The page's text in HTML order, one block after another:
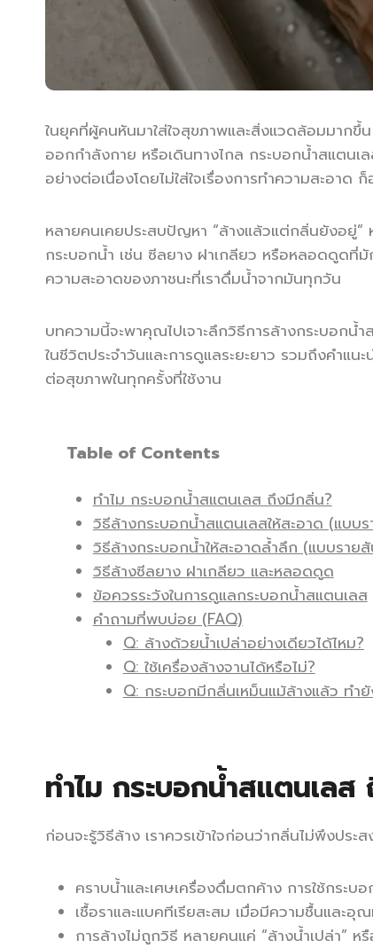
ในยุคที่ผู้คนหันมาใส่ใจสุขภาพและสิ่งแวดล้อมมากขึ้
ออกกำลังกาย หรือเดินทางไกล กระบอกน้ำสแตน
อย่างต่อเนื่องโดยไม่ใส่ใจเรื่องการทำความสะอา
หลายคนเคยประสบปัญหา “ล้างแล้วแต่กลิ่นยังอยู่
กระบอกน้ำ เช่น ซีลยาง ฝาเกลียว หรือหลอดดูดที่มั
ความสะอาดของภาชนะที่เราดื่มน้ำจากมันทุกวัน
บทความนี้จะพาคุณไปเจาะลึกวิธีการล้างกระบอก
ในชีวิตประจำวันและการดูแลระยะยาว รวมถึงคำ
ต่อสุขภาพในทุกครั้งที่ใช้งาน
Table of Contents
ทำไม กระบอกน้ำสแตนเลส ถึงมีกลิ่น?
วิธีล้างกระบอกน้ำสแตนเลสให้สะอาด (แบบ
วิธีล้างกระบอกน้ำให้สะอาดล้ำลึก (แบบราย
วิธีล้างซีลยาง ฝาเกลียว และหลอดดูด
ข้อควรระวังในการดูแลกระบอกน้ำสแตนเลส
คำถามที่พบบ่อย (FAQ)
Q: ล้างด้วยน้ำเปล่าอย่างเดียวได้ไหม?
Q: ใช้เครื่องล้างจานได้หรือไม่?
Q: กระบอกมีกลิ่นเหม็นแม้ล้างแล้ว ทำยั
ทำไม กระบอกน้ำสแตนเล
ก่อนจะรู้วิธีล้าง เราควรเข้าใจก่อนว่ากลิ่นไม่พึงประ
คราบน้ำและเศษเครื่องดื่มตกค้าง การใช้กระ
เชื้อราและแบคทีเรียสะสม เมื่อมีความชื้นและ
การล้างไม่ถูกวิธี หลายคนแค่ “ล้างน้ำเปล่า”